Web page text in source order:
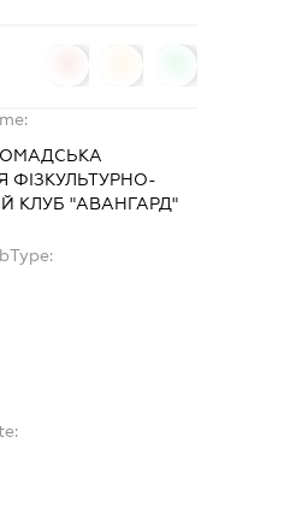
ФІЗКУЛЬТУРНО-
КЛУБ "АВАНГАРД"